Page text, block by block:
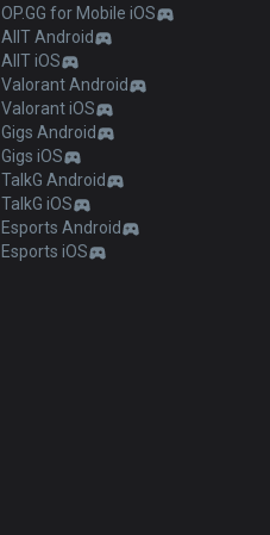
OP.GG for Mobile iOS
AllT Android
AllT iOS
Valorant Android
Valorant iOS
Gigs Android
Gigs iOS
TalkG Android
TalkG iOS
Esports Android
Esports iOS